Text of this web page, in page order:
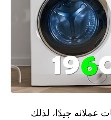
عملائه جيدًا، لذلك